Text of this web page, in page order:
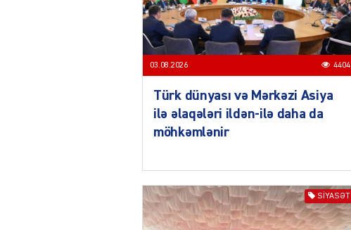
03.08.2026 4404
Türk dünyası və Mərkəzi Asiya
ilə əlaqələri ildən-ilə daha da
möhkəmlənir
SIYASƏT